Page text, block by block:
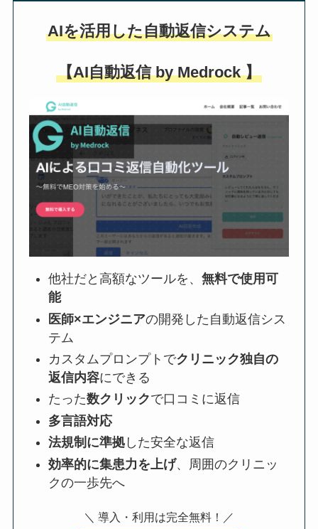
AIを活用した自動返信システム
【AI自動返信 by Medrock 】
他社だと高額なツールを、無料で使用可
能
医師×エンジニアの開発した自動返信シス
テム
カスタムプロンプトでクリニック独自の
返信内容にできる
たった数クリックで口コミに返信
多言語対応
法規制に準拠 した安全な返信
効率的に集患力を上げ、周囲のクリニッ
クの一歩先へ
＼ 導入・利用は完全無料！／